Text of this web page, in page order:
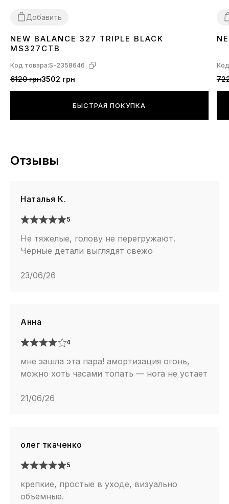
Добавить
3637 3839404142 43 44 45
NEW BALANCE 327 TRIPLE BLACK
MS327CTB
Код товара:S-2358646
6120 грн3502 грн
БЫСТРАЯ ПОКУПКА
Отзывы
Наталья К.
5
Не тяжелые, голову не перегружают.
Черные детали выглядят свежо
23/06/26
Анна
4
мне зашла эта пара! амортизация огонь,
можно хоть часами топать — нога не устает
21/06/26
олег ткаченко
5
крепкие, простые в уходе, визуально
объемные.